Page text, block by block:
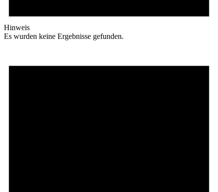
Hinweis
Es wurden keine Ergebnisse gefunden.